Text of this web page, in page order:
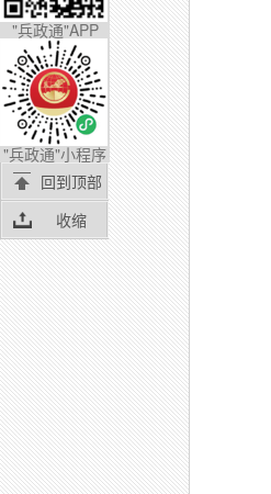
"兵政通"APP
"兵政通"小程序
回到顶部
收缩